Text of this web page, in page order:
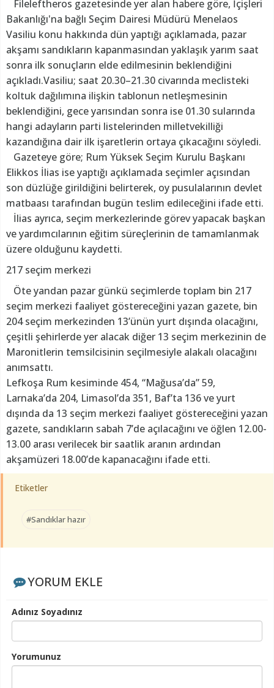
Fileleftheros gazetesinde yer alan habere göre, İçişleri
Bakanlığı'na bağlı Seçim Dairesi Müdürü Menelaos
Vasiliu konu hakkında dün yaptığı açıklamada, pazar
akşamı sandıkların kapanmasından yaklaşık yarım saat
sonra ilk sonuçların elde edilmesinin beklendiğini
açıkladı.Vasiliu; saat 20.30–21.30 civarında meclisteki
koltuk dağılımına ilişkin tablonun netleşmesinin
beklendiğini, gece yarısından sonra ise 01.30 sularında
hangi adayların parti listelerinden milletvekilliği
kazandığına dair ilk işaretlerin ortaya çıkacağını söyledi.
Gazeteye göre; Rum Yüksek Seçim Kurulu Başkanı
Elikkos İlias ise yaptığı açıklamada seçimler açısından
son düzlüğe girildiğini belirterek, oy pusulalarının devlet
matbaası tarafından bugün teslim edileceğini ifade etti.
İlias ayrıca, seçim merkezlerinde görev yapacak başkan
ve yardımcılarının eğitim süreçlerinin de tamamlanmak
üzere olduğunu kaydetti.
217 seçim merkezi
Öte yandan pazar günkü seçimlerde toplam bin 217
seçim merkezi faaliyet göstereceğini yazan gazete, bin
204 seçim merkezinden 13’ünün yurt dışında olacağını,
çeşitli şehirlerde yer alacak diğer 13 seçim merkezinin de
Maronitlerin temsilcisinin seçilmesiyle alakalı olacağını
anımsattı.
Lefkoşa Rum kesiminde 454, “Mağusa’da” 59,
Larnaka’da 204, Limasol’da 351, Baf’ta 136 ve yurt
dışında da 13 seçim merkezi faaliyet göstereceğini yazan
gazete, sandıkların sabah 7’de açılacağını ve öğlen 12.00-
13.00 arası verilecek bir saatlik aranın ardından
akşamüzeri 18.00’de kapanacağını ifade etti.
Etiketler
#Sandıklar hazır
YORUM EKLE
Adınız Soyadınız
Yorumunuz